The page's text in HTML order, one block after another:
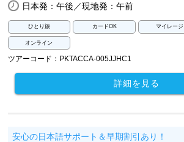
日本発：午後／現地発：午前
ひとり旅 カードOK マイレージ
オンライン
ツアーコード：PKTACCA-005JJHC1
詳細を見る
安心の日本語サポート＆早期割引あり！